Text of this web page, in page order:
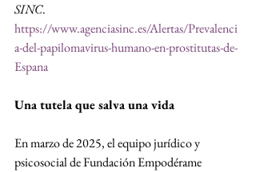
SINC.
https://www.agenciasinc.es/Alertas/Prevalenci
a-del-papilomavirus-humano-en-prostitutas-de-
Espana
Una tutela que salva una vida
En marzo de 2025, el equipo jurídico y
psicosocial de Fundación Empodérame